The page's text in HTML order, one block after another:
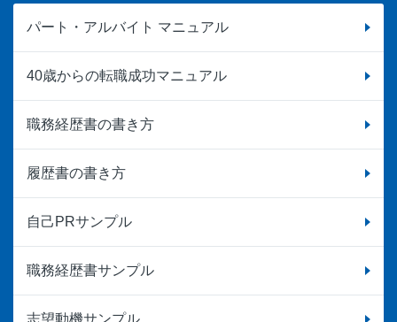
パート・アルバイト マニュアル
40歳からの転職成功マニュアル
職務経歴書の書き方
履歴書の書き方
自己PRサンプル
職務経歴書サンプル
志望動機サンプル